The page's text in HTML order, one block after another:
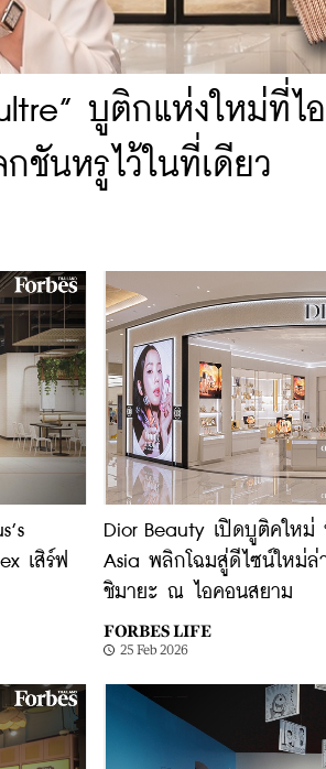
บูติกแห่งใหม่ที่
กชันหรูไว้ในที่เดียว
เสิร์ฟ
Dior Beauty เปิดบูติคให
Asia พลิกโฉมสู่ดีไซน์ใหม่
ชิมายะ ณ ไอคอนสยาม
FORBES LIFE
25 Feb 2026